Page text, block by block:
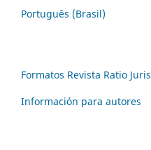
Português (Brasil)
Formatos Revista Ratio Juris
Información para autores